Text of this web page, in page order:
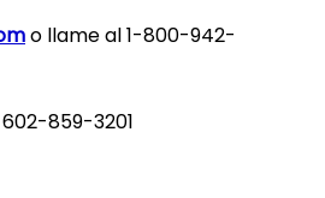
o llame al 1-800-942-
859-3201